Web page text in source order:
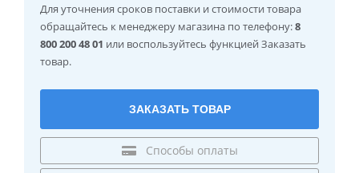
Для уточнения сроков поставки и стоимости товара
обращайтесь к менеджеру магазина по телефону:8
800 200 48 01 или воспользуйтесь функцией Заказать
товар.
ЗАКАЗАТЬ ТОВАР
Способы оплаты